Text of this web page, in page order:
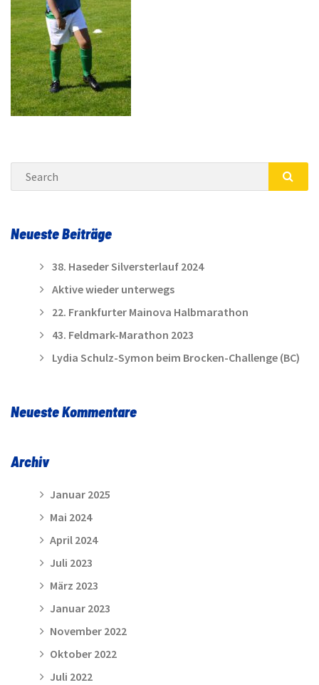
Search
Neueste Beiträge
38. Haseder Silversterlauf 2024
Aktive wieder unterwegs
22. Frankfurter Mainova Halbmarathon
43. Feldmark-Marathon 2023
Lydia Schulz-Symon beim Brocken-Challenge (BC)
Neueste Kommentare
Archiv
Januar 2025
Mai 2024
April 2024
Juli 2023
März 2023
Januar 2023
November 2022
Oktober 2022
Juli 2022